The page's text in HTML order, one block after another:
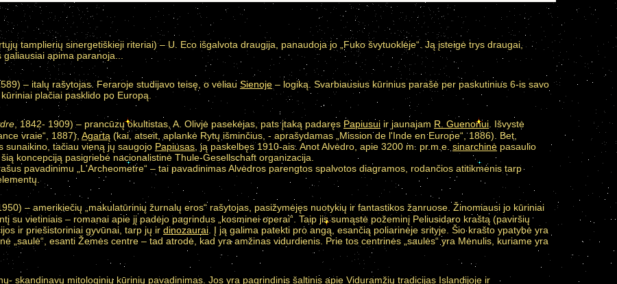
tamplierių sinergetiškieji riteriai) – U. Eco išgalvota draugija, panaudoja jo „Fuko švytuoklėje“. Ją įsteigė trys draugai,
apima paranoja...
– italų rašytojas. Feraroje studijavo teisę, o vėliau Sienoje – logiką. Svarbiausius kūrinius parašė per paskutinius 6-is savo
plačiai pasklido po Europą.
, 1842- 1909) – prancūzų okultistas, A. Olivjė pasekėjas, pats įtaką padaręs Papiusui ir jaunajam R. Guenonui . Išvystė
vraie“, 1887), Agartą (kai, atseit, aplankė Rytų išminčius, - aprašydamas „Mission de l'Inde en Europe“, 1886). Bet,
sunaikino, tačiau vieną jų saugojo Papiusas , ją paskelbęs 1910-ais. Anot Alvėdro, apie 3200 m. pr.m.e. sinarchinė pasaulio
koncepciją pasigriebė nacionalistinė Thule-Gesellschaft organizacija.
pavadinimu „L'Archeometre“ – tai pavadinimas Alvėdros parengtos spalvotos diagramos, rodančios atitikmenis tarp
– amerikiečių „makulatūrinių žurnalų eros“ rašytojas, pasižymėjęs nuotykių ir fantastikos žanruose. Žinomiausi jo kūriniai
su vietiniais – romanai apie jį padėjo pagrindus „kosminei operai“. Taip jis sumąstė požeminį Peliusidaro kraštą (paviršių
ir priešistoriniai gyvūnai, tarp jų ir dinozaurai . Į ją galima patekti pro angą, esančią poliarinėje srityje. Šio krašto ypatybė yra
„saulė“, esanti Žemės centre – tad atrodė, kad yra amžinas vidurdienis. Prie tos centrinės „saulės“ yra Mėnulis, kuriame yra
skandinavų mitologinių kūrinių pavadinimas. Jos yra pagrindinis šaltinis apie Viduramžių tradicijas Islandijoje ir